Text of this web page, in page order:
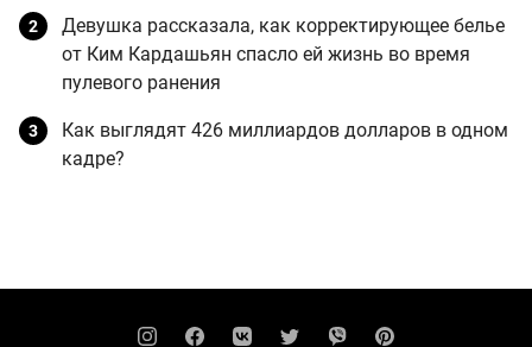
Девушка рассказала, как корректирующее белье
от Ким Кардашьян спасло ей жизнь во время
пулевого ранения
Как выглядят 426 миллиардов долларов в одном
кадре?